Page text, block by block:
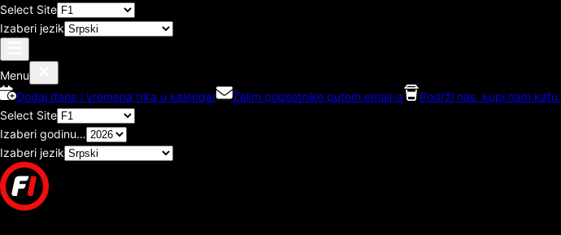
Select Site
Izaberi jezik
Menu
Dodaj dane i vremena trka u kalendar
Želim podsetnike putem email-a
Podrži nas, kupi nam kafu.
Select Site
Izaberi godinu…
Izaberi jezik